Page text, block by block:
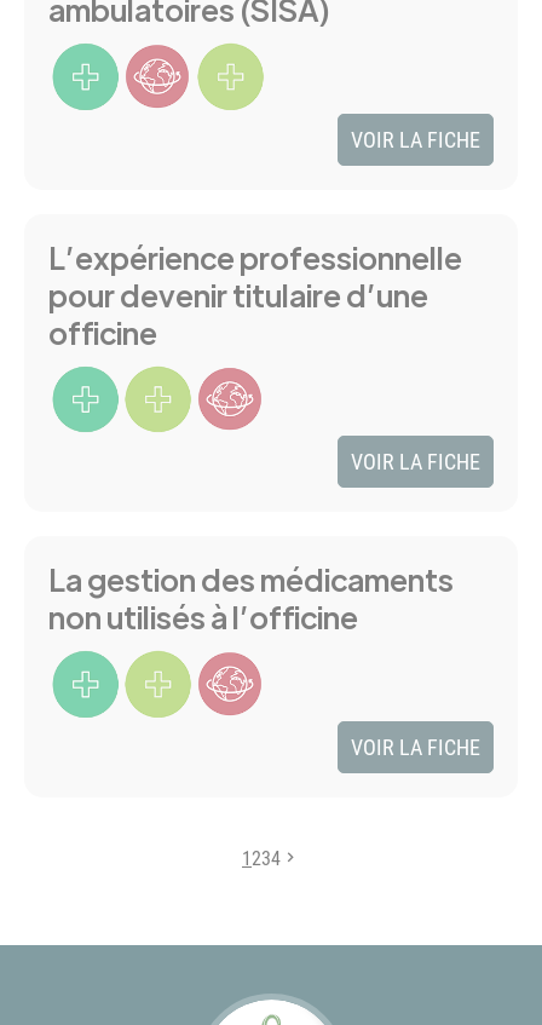
ambulatoires (SISA)
VOIR LA FICHE
L’expérience professionnelle
pour devenir titulaire d’une
officine
VOIR LA FICHE
La gestion des médicaments
non utilisés à l’officine
VOIR LA FICHE
1 234